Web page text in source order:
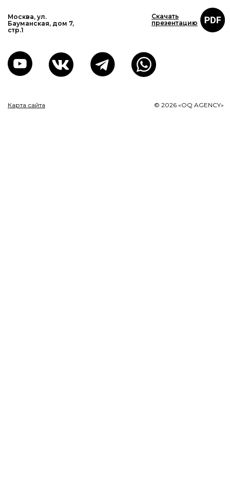
Москва, ул.
Бауманская, дом 7,
стр.1
Скачать
презентацию
© 2026 «OQ AGENCY»
Карта сайта